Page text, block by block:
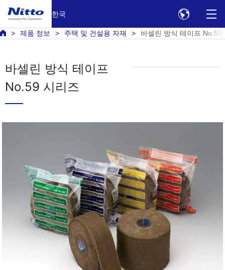
한국
제품 정보 주택 및 건설용 자재 바셀린 방식 테이프 No.59
바셀린 방식 테이프
No.59 시리즈